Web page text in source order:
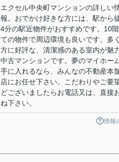
エクセル中央町マンションの詳しい
報。おでかけ好きな方には、駅から
4分の駅近物件がおすすめです。10
ての物件で周辺環境も良いです。多
方に好評な、清潔感のある室内が魅
中古マンションです。夢のマイホー
手に入れるなら、みんなの不動産本
店にお任せ下さい。こだわりやご要
どございましたらお電話又は、直接
ね下さい。
情報